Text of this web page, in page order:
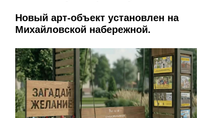
Новый арт-объект установлен на
Михайловской набережной.